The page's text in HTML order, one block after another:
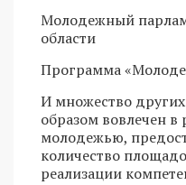
Молодежный
области
Программа
И множество
образом вовлечен в
молодежью,
количество
реализации